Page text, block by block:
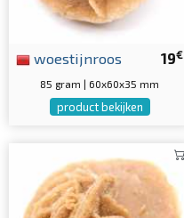
19€
woestijnroos
85 gram | 60x60x35 mm
product bekijken